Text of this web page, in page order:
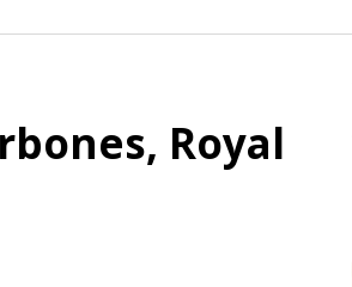
Royal